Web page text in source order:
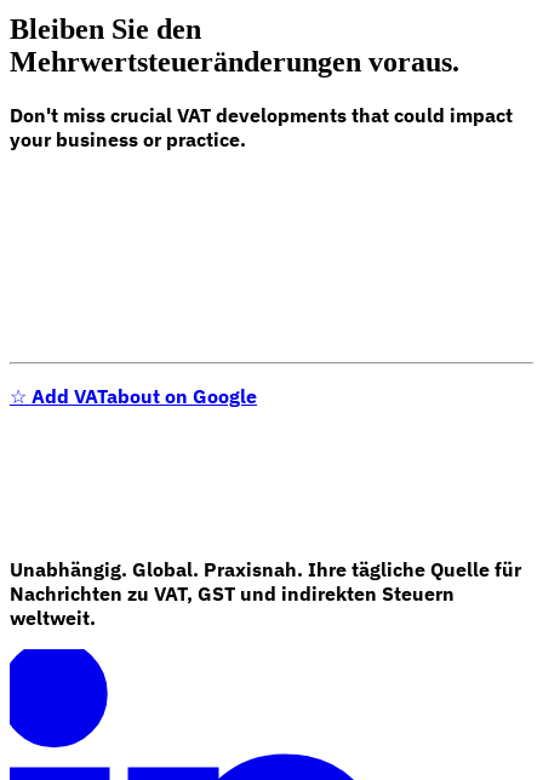
Experts
Unsere Autoren
Bleiben Sie den
Mehrwertsteueränderungen voraus.
Don't miss crucial VAT developments that could impact
your business or practice.
☆ Add VATabout on Google
Unabhängig. Global. Praxisnah. Ihre tägliche Quelle für
Nachrichten zu VAT, GST und indirekten Steuern
weltweit.